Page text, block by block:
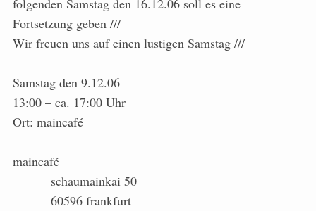
folgenden Samstag den 16.12.06 soll es eine
Fortsetzung geben ///
Wir freuen uns auf einen lustigen Samstag ///
Samstag den 9.12.06
13:00 – ca. 17:00 Uhr
Ort: maincafé
maincafé
schaumainkai 50
60596 frankfurt